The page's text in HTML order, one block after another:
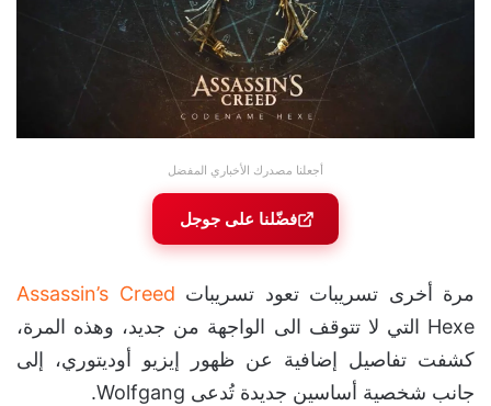
أجعلنا مصدرك الأخباري المفضل
فضّلنا على جوجل
مرة أخرى تسريبات تعود تسريبات Assassin’s Creed
Hexe التي لا تتوقف الى الواجهة من جديد، وهذه المرة،
كشفت تفاصيل إضافية عن ظهور إيزيو أوديتوري، إلى
جانب شخصية أساسين جديدة تُدعى Wolfgang.